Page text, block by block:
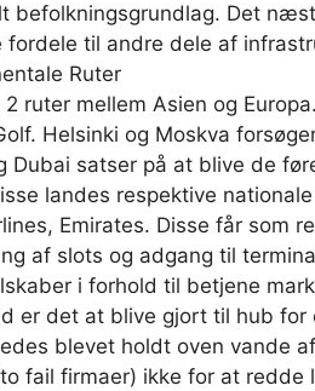
befolkningsgrundlag. Det
fordele til andre dele af
Ruter
ruter mellem Asien og
Helsinki og Moskva
Dubai satser på at blive de
landes respektive
Emirates. Disse får som
af slots og adgang til
i forhold til betjene
er det at blive gjort til hub
blevet holdt oven vande
fail firmaer) ikke for at